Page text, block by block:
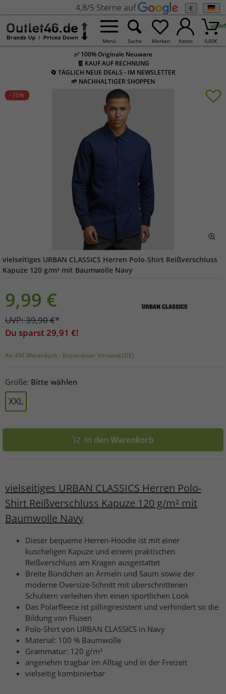
4,8/5 Sterne auf €
Menü Suche Merken Konto 0,00€
✅ 100% Originale Neuware
🧾 KAUF AUF RECHNUNG
🔄 TÄGLICH NEUE DEALS - IM NEWSLETTER
🌱 NACHHALTIGER SHOPPEN
-75%
vielseitiges URBAN CLASSICS Herren Polo-Shirt Reißverschluss
Kapuze 120 g/m² mit Baumwolle Navy
9,99 €
UVP:39,90€*
Du sparst 29,91 €!
Ab 49€ Warenkorb - Kostenloser Versand (DE)
Größe: Bitte wählen
XXL
In den Warenkorb
vielseitiges URBAN CLASSICS Herren Polo-
Shirt Reißverschluss Kapuze 120 g/m² mit
Baumwolle Navy
Dieser bequeme Herren-Hoodie ist mit einer
kuscheligen Kapuze und einem praktischen
Reißverschluss am Kragen ausgestattet
Breite Bündchen an Ärmeln und Saum sowie der
moderne Oversize-Schnitt mit überschnittenen
Schultern verleihen ihm einen sportlichen Look
Das Polarfleece ist pillingresistent und verhindert so die
Bildung von Flusen
Polo-Shirt von URBAN CLASSICS in Navy
Material: 100 % Baumwolle
Grammatur: 120 g/m²
angenehm tragbar im Alltag und in der Freizeit
vielseitig kombinierbar